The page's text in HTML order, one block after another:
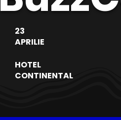
23
APRILIE
HOTEL
CONTINENTAL